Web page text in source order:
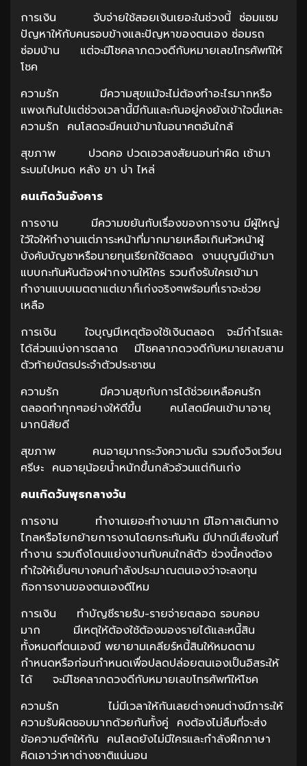
การเงิน จับจ่ายใช้สอยเงินเยอะในช่วงนี้ ซ่อมแซม
ปัญหาให้กับคนรอบข้างและปัญหาของตนเอง ซ่อมรถ
ซ่อมบ้าน แต่จะมีโชคลาภดวงดีกับหมายเลขโทรศัพท์ให้
โชค
ความรัก มีความสุขแม้จะไม่ต้องทำอะไรมากหรือ
แพงเกินไปแต่ช่วงเวลานี้มีกันและกันอยู่คงยังเข้าใจนี่แหละ
ความรัก คนโสดจะมีคนเข้ามาในอนาคตอันใกล้
สุขภาพ ปวดคอ ปวดเอวสงสัยนอนท่าผิด เช้ามา
ระบมไปหมด หลัง ขา บ่า ไหล่
คนเกิดวันอังคาร
การงาน มีความขยันกับเรื่องของการงาน มีผู้ใหญ่
ใว้ใจให้ทำงานแต่ภาระหน้าที่มากมายเหลือเกินหัวหน้าผู้
บังคับบัญชาหรือนายทุนเรียกใช้ตลอด งานบุญมีเข้ามา
แบบกะทันหันต้องฝากงานให้ใคร รวมถึงรับใครเข้ามา
ทำงานแบบเมตตาแต่เขาก็เก่งจริงๆพร้อมที่เราจะช่วย
เหลือ
การเงิน ใจบุญมีเหตุต้องใช้เงินตลอด จะมีกำไรและ
ได้ส่วนแบ่งการตลาด มีโชคลาภดวงดีกับหมายเลขสาม
ตัวท้ายบัตรประจำตัวประชาชน
ความรัก มีความสุขกับการได้ช่วยเหลือคนรัก
ตลอดทำทุกๆอย่างให้ดีขึ้น คนโสดมีคนเข้ามาอายุ
มากนิสัยดี
สุขภาพ คนอายุมากระวังความดัน รวมถึงวิงเวียน
ศรีษะ คนอายุน้อยน้ำหนักขึ้นกลัวอ้วนแต่กินเก่ง
คนเกิดวันพุธกลางวัน
การงาน ทำงานเยอะทำงานมาก มีโอกาสเดินทาง
ไกลหรือโยกย้ายการงานโดยกระทันหัน มีปากมีเสียงในที่
ทำงาน รวมถึงโดนแย่งงานกับคนใกล้ตัว ช่วงนี้คงต้อง
ทำใจให้เย็นๆบางคนกำลังประมาณตนเองว่าจะลงทุน
กิจการงานของตนเองดีไหม
การเงิน ทำบัญชีรายรับ-รายจ่ายตลอด รอบคอบ
มาก มีเหตุให้ต้องใช้ต้องมองรายได้และหนี้สิน
ทั้งหมดที่ตนเองมี พยายามเคลียร์หนี้สินให้หมดตาม
กำหนดหรือก่อนกำหนดเพื่อปลดปล่อยตนเองเป็นอิสระให้
ได้ จะมีโชคลาภดวงดีกับหมายเลขโทรศัพท์ให้โชค
ความรัก ไม่มีเวลาให้กันเลยต่างคนต่างมีภาระให้
ความรับผิดชอบมากด้วยกันทั้งคู่ คงต้องไม่ลืมที่จะส่ง
ข้อความดีๆให้กัน คนโสดยังไม่มีใครและกำลังฝึกภาษา
คิดเอาว่าหาต่างชาติแน่นอน